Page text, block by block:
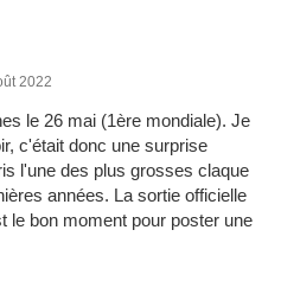
2022
le 26 mai (1ère mondiale). Je
c'était donc une surprise
l'une des plus grosses claque
années. La sortie officielle
le bon moment pour poster une